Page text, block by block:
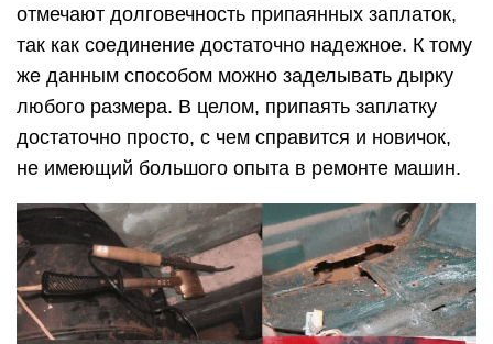
отмечают долговечность припаянных заплаток,
так как соединение достаточно надежное. К тому
же данным способом можно заделывать дырку
любого размера. В целом, припаять заплатку
достаточно просто, с чем справится и новичок,
не имеющий большого опыта в ремонте машин.